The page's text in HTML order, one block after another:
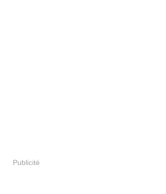
Publicité